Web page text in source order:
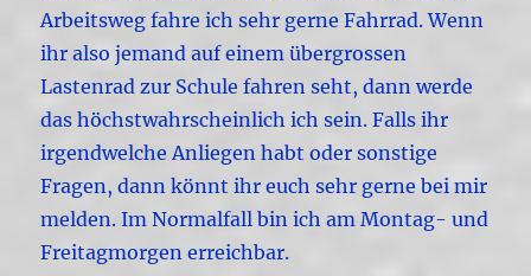
Arbeitsweg fahre ich sehr gerne Fahrrad. Wenn
ihr also jemand auf einem übergrossen
Lastenrad zur Schule fahren seht, dann werde
das höchstwahrscheinlich ich sein. Falls ihr
irgendwelche Anliegen habt oder sonstige
Fragen, dann könnt ihr euch sehr gerne bei mir
melden. Im Normalfall bin ich am Montag- und
Freitagmorgen erreichbar.